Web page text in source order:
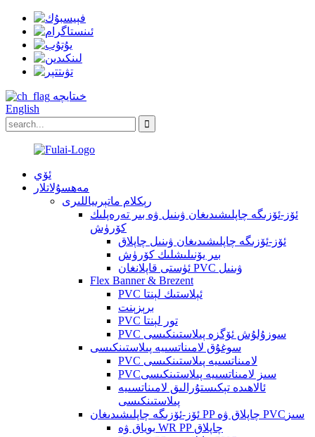
خىتايچە
English
ئۆي
مەھسۇلاتلار
رېكلام ماتېرىياللىرى
ئۆز-ئۆزىگە چاپلىشىدىغان ۋىنىل ۋە بىر تەرەپلىك
كۆرۈش
ئۆز-ئۆزىگە چاپلىشىدىغان ۋىنىل چاپلاق
بىر يۆنىلىشلىك كۆرۈش
ئۈستى قاپلانغان PVC ۋىنىل
Flex Banner & Brezent
PVC ئېلاستىك لېنتا
برېزېنت
PVC تور لېنتا
PVC سوزۇلۇش ئۆگزە پىلاستىنكىسى
سوغۇق لامىناتسىيە پىلاستىنكىسى
PVC لامىناتسىيە پىلاستىنكىسى
PVCسىز لامىناتسىيە پىلاستىنكىسى
ئالاھىدە تېكىستۇرالىق لامىناتسىيە
پىلاستىنكىسى
ئۆز-ئۆزىگە چاپلىشىدىغان PP چاپلاق ۋە PVCسىز
بوياق ۋە WR PP چاپلاق